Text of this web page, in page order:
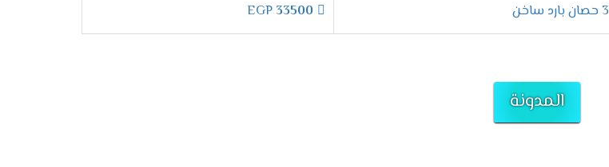
3 حصان بارد ساخن 33500
المدونة